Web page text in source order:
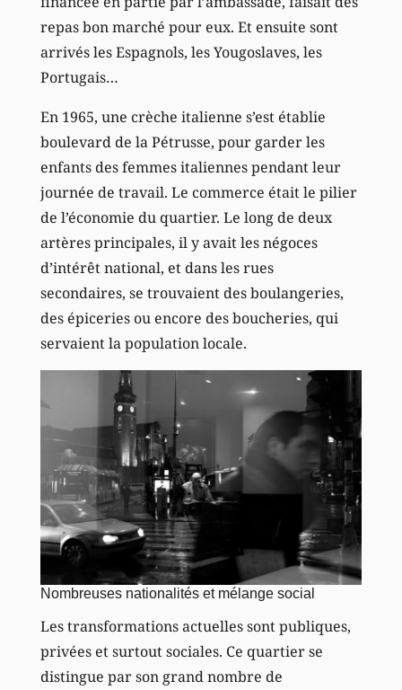
repas bon marché pour eux. Et ensuite sont
arrivés les Espagnols, les Yougoslaves, les
Portugais…
En 1965, une crèche italienne s’est établie
boulevard de la Pétrusse, pour garder les
enfants des femmes italiennes pendant leur
journée de travail. Le commerce était le pilier
de l’économie du quartier. Le long de deux
artères principales, il y avait les négoces
d’intérêt national, et dans les rues
secondaires, se trouvaient des boulangeries,
des épiceries ou encore des boucheries, qui
servaient la population locale.
Nombreuses nationalités et mélange social
Les transformations actuelles sont publiques,
privées et surtout sociales. Ce quartier se
distingue par son grand nombre de